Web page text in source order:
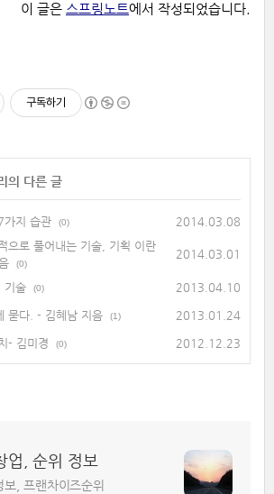
이 글은 스프링노트에서 작성되었습니다.
구독하기
의 다른 글
가지 습관 (0)
2014.03.08
으로 풀어내는 기술, 기획 이란
(0)
2014.03.01
기술 (0) 2013.04.10
묻다. - 김혜남 지음 (1) 2013.01.24
- 김미경 (0) 2012.12.23
업, 순위 정보
, 프랜차이즈순위